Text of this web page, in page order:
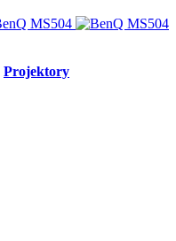
Projektory